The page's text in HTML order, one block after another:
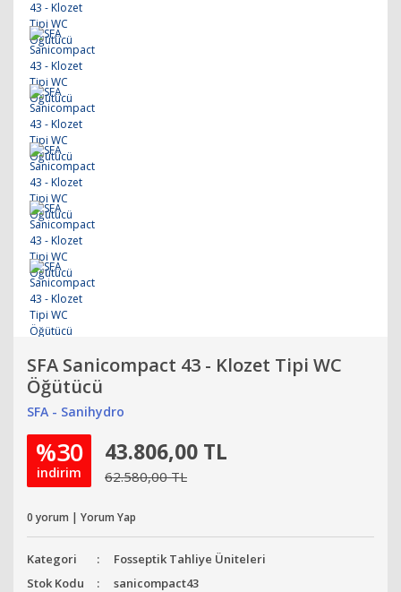
SFA Sanicompact 43 - Klozet Tipi WC
Öğütücü
SFA - Sanihydro
%30
indirim
43.806,00 TL
62.580,00 TL
0 yorum | Yorum Yap
Kategori
Fosseptik Tahliye Üniteleri
Stok Kodu
sanicompact43